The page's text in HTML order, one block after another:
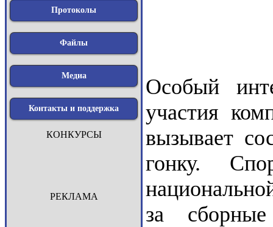
Протоколы
Файлы
Медиа
Контакты и поддержка
КОНКУРСЫ
РЕКЛАМА
Особый
участия
вызывает
гонку.
за